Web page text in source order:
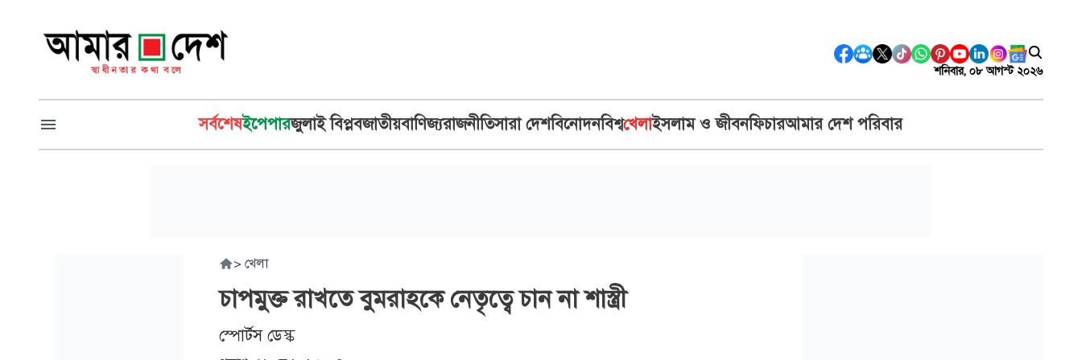
শনিবার, ০৮ আগস্ট ২০২৬
সর্বশেষইপেপারজুলাই বিপ্লবজাতীয়বাণিজ্যরাজনীতিসারা দেশবিনোদনবিশ্বখেলাইসলাম ও জীবনফিচারআমার দেশ পরিবার
> খেলা
চাপমুক্ত রাখতে বুমরাহকে নেতৃত্বে চান না শাস্ত্রী
স্পোর্টস ডেস্ক